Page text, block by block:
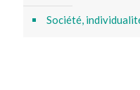
Société,